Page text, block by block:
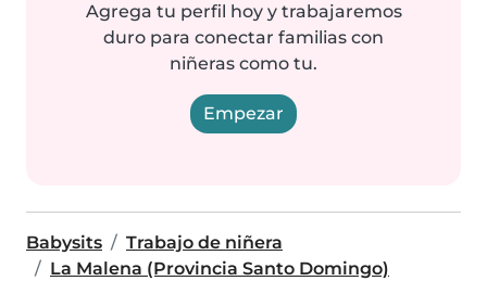
Agrega tu perfil hoy y trabajaremos
duro para conectar familias con
niñeras como tu.
Empezar
Babysits
Trabajo de niñera
La Malena (Provincia Santo Domingo)